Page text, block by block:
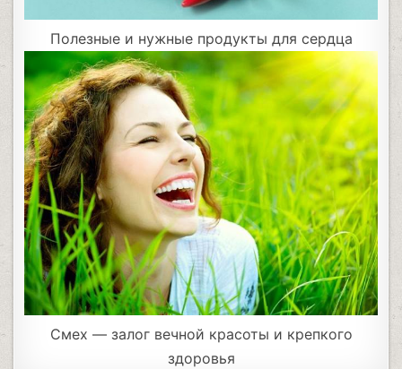
Полезные и нужные продукты для сердца
Cмех — залог вечной красоты и крепкого
здоровья